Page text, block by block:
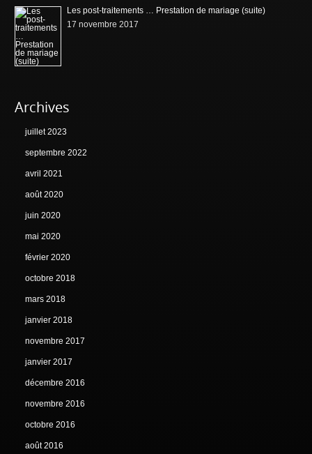
Les post-traitements … Prestation de mariage (suite)
17 novembre 2017
Archives
juillet 2023
septembre 2022
avril 2021
août 2020
juin 2020
mai 2020
février 2020
octobre 2018
mars 2018
janvier 2018
novembre 2017
janvier 2017
décembre 2016
novembre 2016
octobre 2016
août 2016